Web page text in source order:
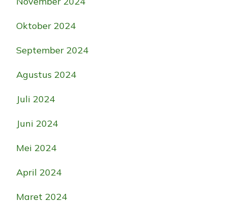
Oktober 2024
September 2024
Agustus 2024
Juli 2024
Juni 2024
Mei 2024
April 2024
Maret 2024